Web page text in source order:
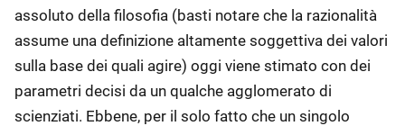
assoluto della filosofia (basti notare che la razionalità
assume una definizione altamente soggettiva dei valori
sulla base dei quali agire) oggi viene stimato con dei
parametri decisi da un qualche agglomerato di
scienziati. Ebbene, per il solo fatto che un singolo